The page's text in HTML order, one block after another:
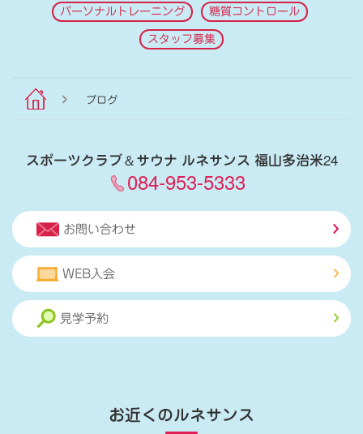
パーソナルトレーニング 糖質コントロール
スタッフ募集
ブログ
スポーツクラブ＆サウナ ルネサンス 福山多治米24
084-953-5333
お問い合わせ
WEB入会
見学予約
お近くのルネサンス